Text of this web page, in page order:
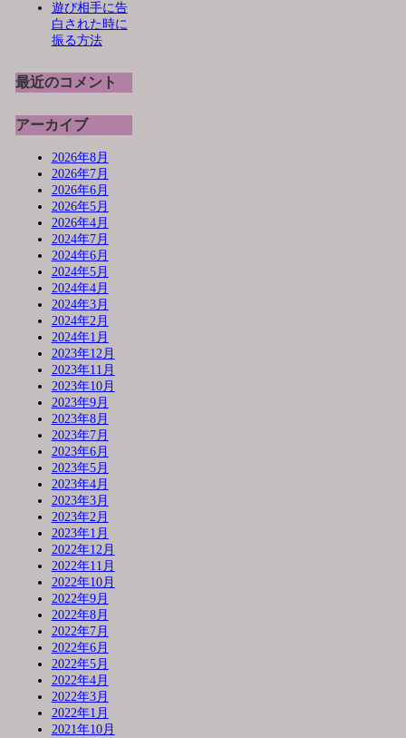
遊び相手に告
白された時に
振る方法
最近のコメント
アーカイブ
2026年8月
2026年7月
2026年6月
2026年5月
2026年4月
2024年7月
2024年6月
2024年5月
2024年4月
2024年3月
2024年2月
2024年1月
2023年12月
2023年11月
2023年10月
2023年9月
2023年8月
2023年7月
2023年6月
2023年5月
2023年4月
2023年3月
2023年2月
2023年1月
2022年12月
2022年11月
2022年10月
2022年9月
2022年8月
2022年7月
2022年6月
2022年5月
2022年4月
2022年3月
2022年1月
2021年10月